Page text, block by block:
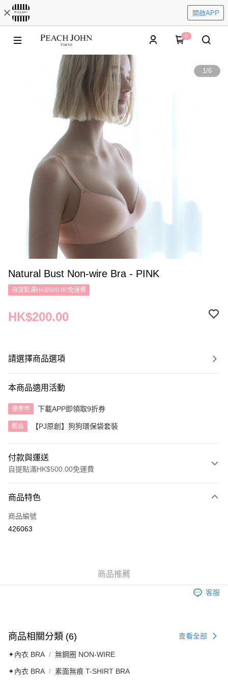
開啟APP
0
1/6
Natural Bust Non-wire Bra - PINK
自提點滿HK$500.00免運費
HK$200.00
請選擇商品選項
本商品適用活動
優惠券 下載APP即領取9折券
贈品 【PJ原創】狗狗環保袋套裝
付款與運送
自提點滿HK$500.00免運費
信用卡
AlipayHK
每筆HK$40.00，滿HK$500.00或以上免運費
每筆HK$40.00，滿HK$500.00或以上免運費
每筆HK$40.00，滿HK$500.00或以上免運費
商品特色
商品編號
426063
商品推薦
客服
商品相關分類 (6) 查看全部
✦內衣 BRA 無鋼圈 NON-WIRE
✦內衣 BRA 素面無痕 T-SHIRT BRA